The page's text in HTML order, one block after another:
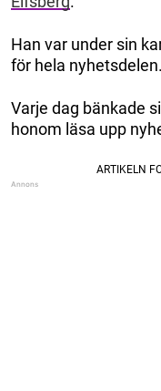
Han var under sin
för hela nyhetsdelen.
Varje dag bänkade
honom läsa upp